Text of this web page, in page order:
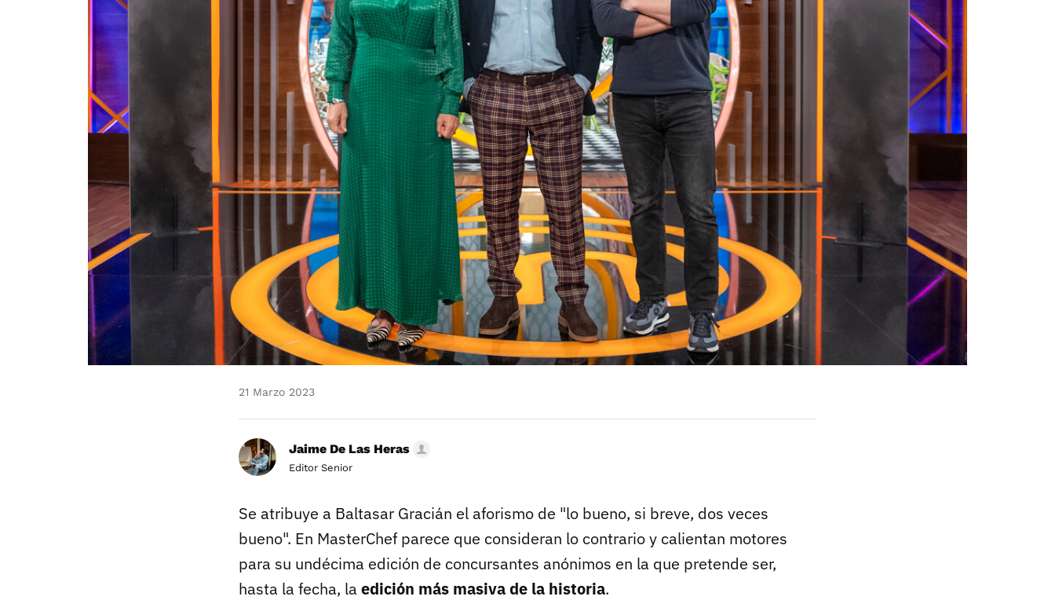
21 Marzo 2023
Jaime De Las Heras
Editor Senior
Se atribuye a Baltasar Gracián el aforismo de "lo bueno, si breve, dos veces
bueno". En MasterChef parece que consideran lo contrario y calientan motores
para su undécima edición de concursantes anónimos en la que pretende ser,
hasta la fecha, la edición más masiva de la historia.